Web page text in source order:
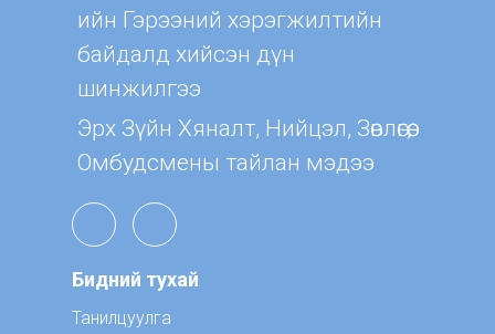
ийн Гэрээний хэрэгжилтийн
байдалд хийсэн дүн
шинжилгээ
Эрх Зүйн Хяналт, Нийцэл, Зөвлөгөө,
Омбудсмены тайлан мэдээ
Бидний тухай
Танилцуулга